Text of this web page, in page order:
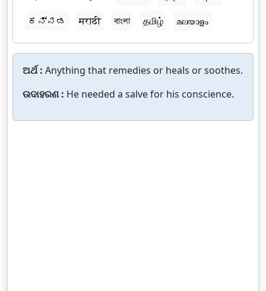
ಕನ್ನಡ
मराठी বাংলা தமிழ் മലയാളം
ଅର୍ଥ : Anything that remedies or heals or soothes.
ଉଦାହରଣ : He needed a salve for his conscience.